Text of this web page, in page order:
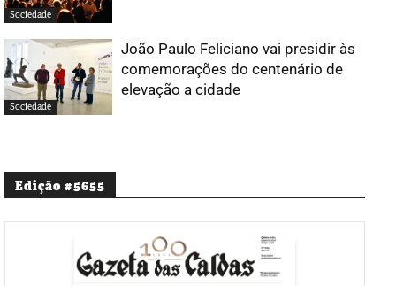
Sociedade
Sociedade
João Paulo Feliciano vai presidir às
comemorações do centenário de
elevação a cidade
Edição #5655